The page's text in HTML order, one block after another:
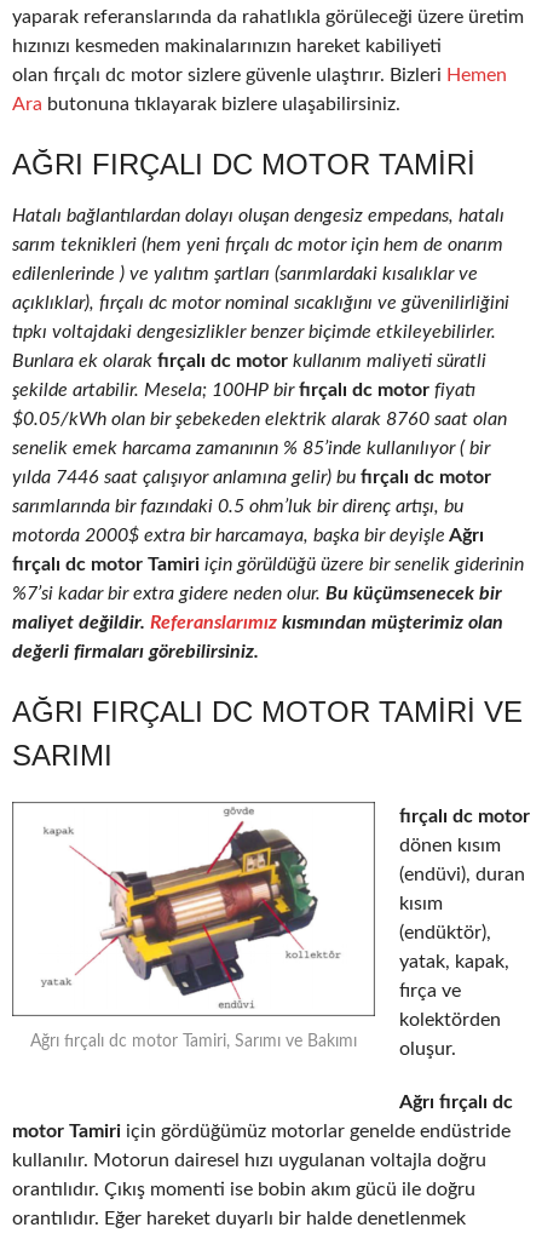
yaparak referanslarında da rahatlıkla görüleceği üzere üretim
hızınızı kesmeden makinalarınızın hareket kabiliyeti
olan fırçalı dc motor sizlere güvenle ulaştırır. Bizleri Hemen
Ara butonuna tıklayarak bizlere ulaşabilirsiniz.
AĞRI FIRÇALI DC MOTOR TAMIRI
Hatalı bağlantılardan dolayı oluşan dengesiz empedans, hatalı
sarım teknikleri (hem yeni fırçalı dc motor için hem de onarım
edilenlerinde ) ve yalıtım şartları (sarımlardaki kısalıklar ve
açıklıklar), fırçalı dc motor nominal sıcaklığını ve güvenilirliğini
tıpkı voltajdaki dengesizlikler benzer biçimde etkileyebilirler.
Bunlara ek olarak fırçalı dc motor kullanım maliyeti süratli
şekilde artabilir. Mesela; 100HP birfırçalı dc motor fiyatı
$0.05/kWh olan bir şebekeden elektrik alarak 8760 saat olan
senelik emek harcama zamanının % 85’inde kullanılıyor ( bir
yılda 7446 saat çalışıyor anlamına gelir) bu fırçalı dc motor
sarımlarında bir fazındaki 0.5 ohm’luk bir direnç artışı, bu
motorda 2000$ extra bir harcamaya, başka bir deyişle Ağrı
fırçalı dc motor Tamiri için görüldüğü üzere bir senelik giderinin
%7’si kadar bir extra gidere neden olur. Bu küçümsenecek bir
maliyet değildir. Referanslarımız kısmından müşterimiz olan
değerli firmaları görebilirsiniz.
AĞRI FIRÇALI DC MOTOR TAMIRI VE
SARIMI
Ağrı fırçalı dc motor Tamiri, Sarımı ve Bakımı
fırçalı dc motor
dönen kısım
(endüvi), duran
kısım
(endüktör),
yatak, kapak,
fırça ve
kolektörden
oluşur.
Ağrı fırçalı dc
motor Tamiri için gördüğümüz motorlar genelde endüstride
kullanılır. Motorun dairesel hızı uygulanan voltajla doğru
orantılıdır. Çıkış momenti ise bobin akım gücü ile doğru
orantılıdır. Eğer hareket duyarlı bir halde denetlenmek